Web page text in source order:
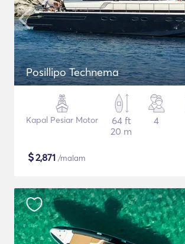
Posillipo Technema
Kapal Pesiar Motor
64 ft
20 m
4
$2,871 /malam